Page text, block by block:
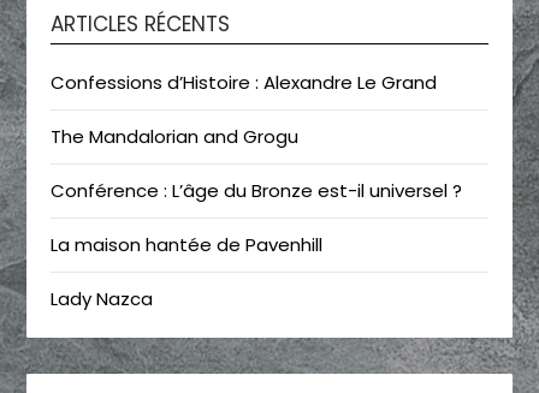
ARTICLES RÉCENTS
Confessions d’Histoire : Alexandre Le Grand
The Mandalorian and Grogu
Conférence : L’âge du Bronze est-il universel ?
La maison hantée de Pavenhill
Lady Nazca